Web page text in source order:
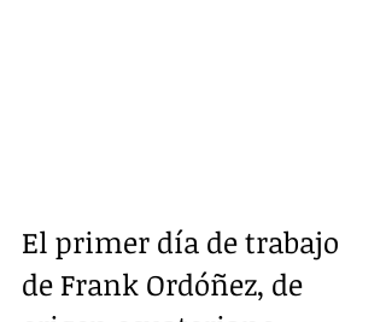
El primer día de trabajo
de Frank Ordóñez, de